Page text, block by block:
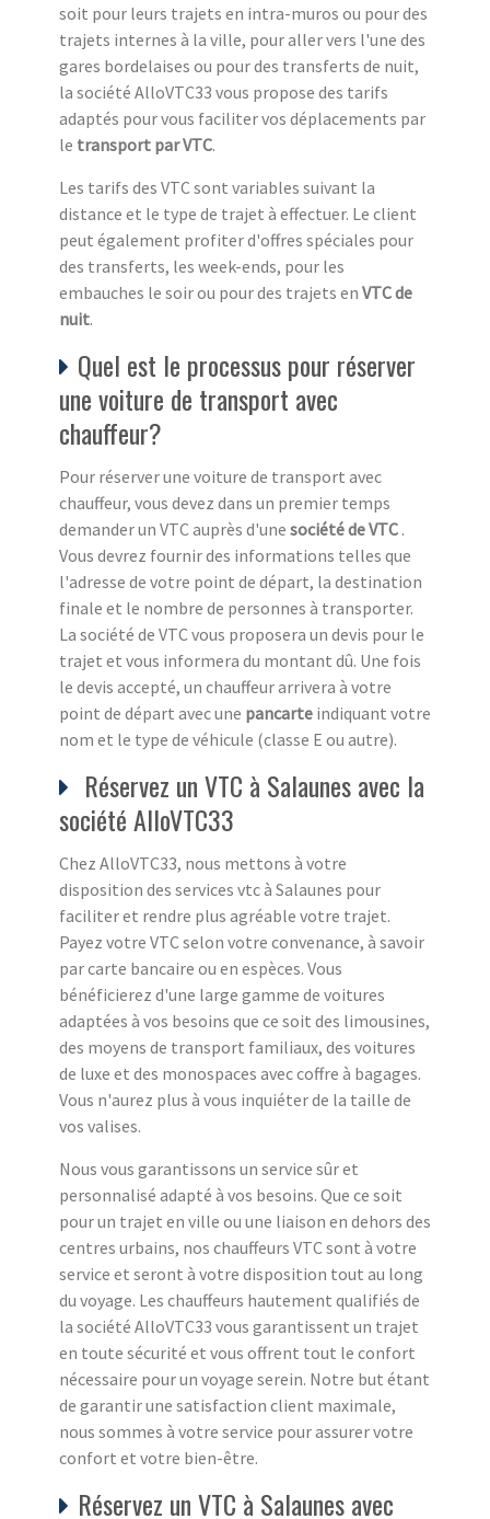
soit pour leurs trajets en intra-muros ou pour des
trajets internes à la ville, pour aller vers l'une des
gares bordelaises ou pour des transferts de nuit,
la société AlloVTC33 vous propose des tarifs
adaptés pour vous faciliter vos déplacements par
le transport par VTC.
Les tarifs des VTC sont variables suivant la
distance et le type de trajet à effectuer. Le client
peut également profiter d'offres spéciales pour
des transferts, les week-ends, pour les
embauches le soir ou pour des trajets en VTC de
nuit.
Quel est le processus pour réserver
une voiture de transport avec
chauffeur?
Pour réserver une voiture de transport avec
chauffeur, vous devez dans un premier temps
demander un VTC auprès d'une société de VTC .
Vous devrez fournir des informations telles que
l'adresse de votre point de départ, la destination
finale et le nombre de personnes à transporter.
La société de VTC vous proposera un devis pour le
trajet et vous informera du montant dû. Une fois
le devis accepté, un chauffeur arrivera à votre
point de départ avec une pancarte indiquant votre
nom et le type de véhicule (classe E ou autre).
Réservez un VTC à Salaunes avec la
société AlloVTC33
Chez AlloVTC33, nous mettons à votre
disposition des services vtc à Salaunes pour
faciliter et rendre plus agréable votre trajet.
Payez votre VTC selon votre convenance, à savoir
par carte bancaire ou en espèces. Vous
bénéficierez d'une large gamme de voitures
adaptées à vos besoins que ce soit des limousines,
des moyens de transport familiaux, des voitures
de luxe et des monospaces avec coffre à bagages.
Vous n'aurez plus à vous inquiéter de la taille de
vos valises.
Nous vous garantissons un service sûr et
personnalisé adapté à vos besoins. Que ce soit
pour un trajet en ville ou une liaison en dehors des
centres urbains, nos chauffeurs VTC sont à votre
service et seront à votre disposition tout au long
du voyage. Les chauffeurs hautement qualifiés de
la société AlloVTC33 vous garantissent un trajet
en toute sécurité et vous offrent tout le confort
nécessaire pour un voyage serein. Notre but étant
de garantir une satisfaction client maximale,
nous sommes à votre service pour assurer votre
confort et votre bien-être.
Réservez un VTC à Salaunes avec